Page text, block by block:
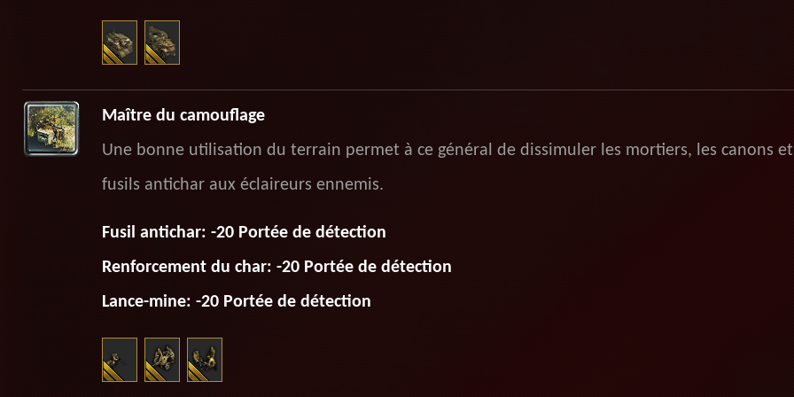
Maître du camouflage
Une bonne utilisation du terrain permet à ce général de dissimuler les mortiers, les canons
fusils antichar aux éclaireurs ennemis.
Fusil antichar: -20 Portée de détection
Renforcement du char: -20 Portée de détection
Lance-mine: -20 Portée de détection